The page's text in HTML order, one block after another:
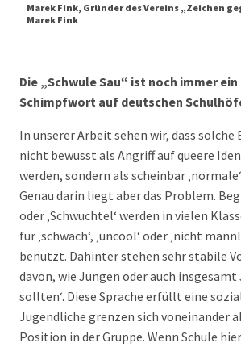
Marek Fink, Gründer des Vereins „Zeichen
Marek Fink
Die „Schwule Sau“ ist noch immer
Schimpfwort auf deutschen
In unserer Arbeit sehen wir, dass solche
nicht bewusst als Angriff auf queere
werden, sondern als scheinbar
Genau darin liegt aber das Problem.
oder ‚Schwuchtel‘ werden in vielen
für ‚schwach‘, ‚uncool‘ oder ‚nicht
benutzt. Dahinter stehen sehr stabile
davon, wie Jungen oder auch insgesamt
sollten‘. Diese Sprache erfüllt eine
Jugendliche grenzen sich voneinander
Position in der Gruppe. Wenn Schule